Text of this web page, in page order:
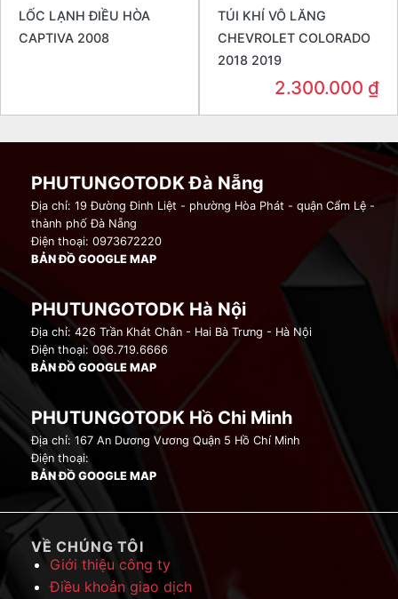
LỐC LẠNH ĐIỀU HÒA
CAPTIVA 2008
TÚI KHÍ VÔ LĂNG
CHEVROLET COLORADO
2018 2019
2.300.000 ₫
PHUTUNGOTODK Đà Nẵng
Địa chỉ: 19 Đường Đinh Liệt - phường Hòa Phát - quận Cẩm Lệ -
thành phố Đà Nẵng
Điện thoại: 0973672220
BẢN ĐỒ GOOGLE MAP
PHUTUNGOTODK Hà Nội
Địa chỉ: 426 Trần Khát Chân - Hai Bà Trưng - Hà Nội
Điện thoại: 096.719.6666
BẢN ĐỒ GOOGLE MAP
PHUTUNGOTODK Hồ Chi Minh
Địa chỉ: 167 An Dương Vương Quận 5 Hồ Chí Minh
Điện thoại:
BẢN ĐỒ GOOGLE MAP
VỀ CHÚNG TÔI
Giới thiệu công ty
Điều khoản giao dịch